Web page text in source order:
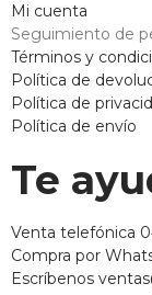
Mi cuenta
Seguimiento de
Términos y
Política de
Política de
Política de envío
Te
Venta telefónica
Compra por
Escríbenos